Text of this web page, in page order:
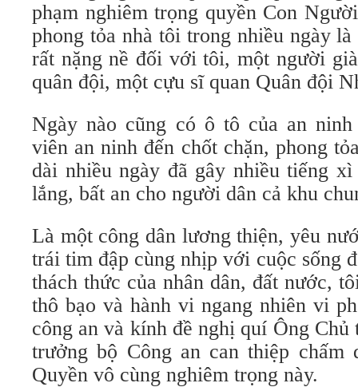
phạm nghiêm trọng quyền Con
phong tỏa nhà tôi trong nhiều ngày
rất nặng nề đối với tôi, một người
quân đội, một cựu sĩ quan Quân đội
Ngày nào cũng có ô tô của an
viên an ninh đến chốt chặn, phong
dài nhiều ngày đã gây nhiều tiếng
lắng, bất an cho người dân cả khu
Là một công dân lương thiện, yêu
trái tim đập cùng nhịp với cuộc sống
thách thức của nhân dân, đất nước,
thô bạo và hành vi ngang nhiên vi
công an và kính đề nghị quí Ông
trưởng bộ Công an can thiệp chấm
Quyền vô cùng nghiêm trọng này.